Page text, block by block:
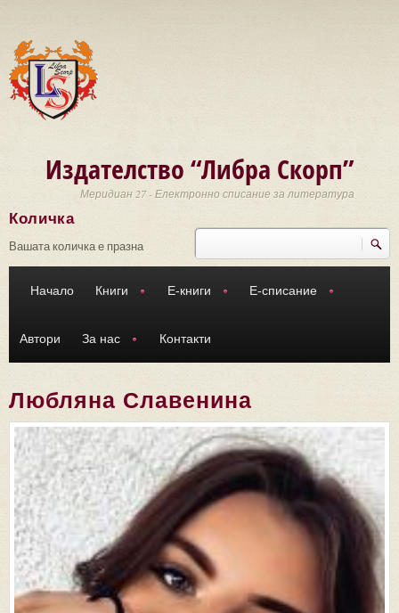
Издателство “Либра Скорп”
Меридиан 27 - Електронно списание за литература
Търси
Количка
Вашата количка е празна
Начало Книги Е-книги Е-списание
Автори За нас Контакти
Любляна Славенина